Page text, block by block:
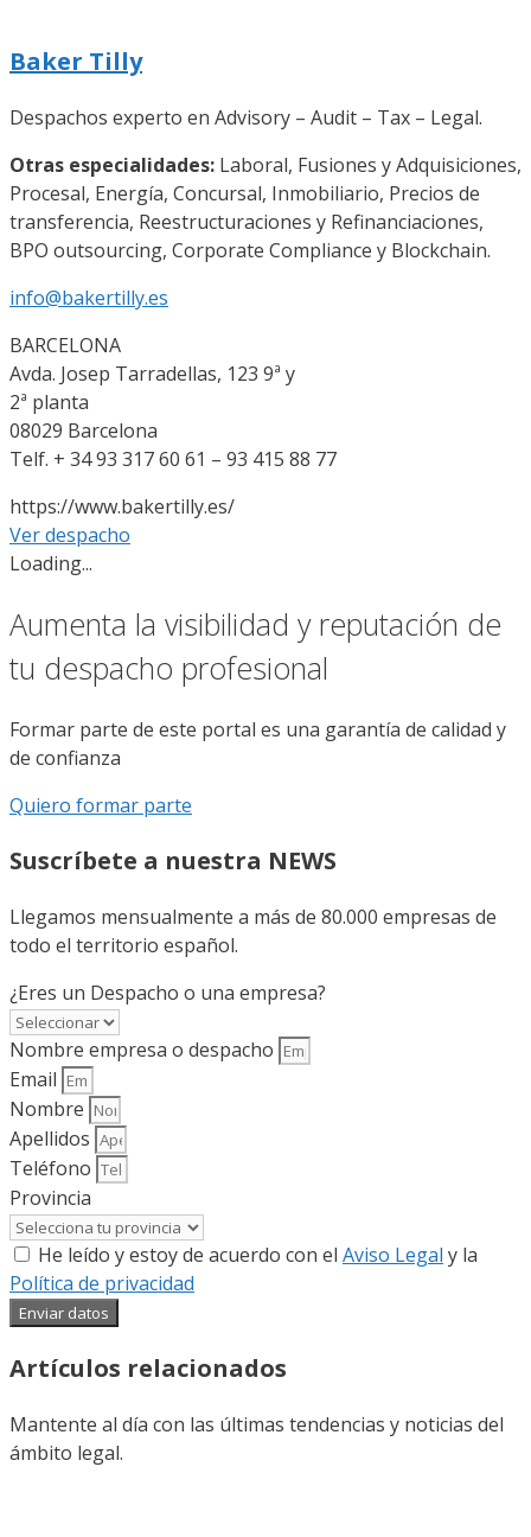
Baker Tilly
Despachos experto en Advisory – Audit – Tax – Legal.
Otras especialidades: Laboral, Fusiones y Adquisiciones,
Procesal, Energía, Concursal, Inmobiliario, Precios de
transferencia, Reestructuraciones y Refinanciaciones,
BPO outsourcing, Corporate Compliance y Blockchain.
info@bakertilly.es
BARCELONA
Avda. Josep Tarradellas, 123 9ª y
2ª planta
08029 Barcelona
Telf. + 34 93 317 60 61 – 93 415 88 77
https://www.bakertilly.es/
Ver despacho
Loading...
Aumenta la visibilidad y reputación de
tu despacho profesional
Formar parte de este portal es una garantía de calidad y
de confianza
Quiero formar parte
Suscríbete a nuestra NEWS
Llegamos mensualmente a más de 80.000 empresas de
todo el territorio español.
¿Eres un Despacho o una empresa?
Nombre empresa o despacho
Email
Nombre
Apellidos
Teléfono
Provincia
He leído y estoy de acuerdo con el Aviso Legal y la
Política de privacidad
Enviar datos
Artículos relacionados
Mantente al día con las últimas tendencias y noticias del
ámbito legal.